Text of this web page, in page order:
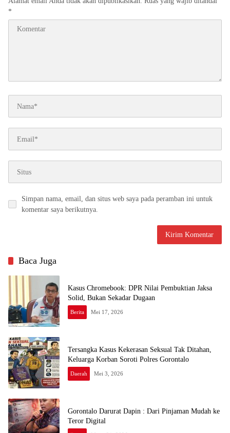
*
Simpan nama, email, dan situs web saya pada peramban ini untuk
komentar saya berikutnya.
Baca Juga
Kasus Chromebook: DPR Nilai Pembuktian Jaksa
Solid, Bukan Sekadar Dugaan
Berita Mei 17, 2026
Tersangka Kasus Kekerasan Seksual Tak Ditahan,
Keluarga Korban Soroti Polres Gorontalo
Daerah Mei 3, 2026
Gorontalo Darurat Dapin : Dari Pinjaman Mudah ke
Teror Digital